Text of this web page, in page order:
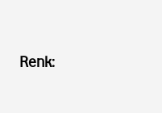
Renk: